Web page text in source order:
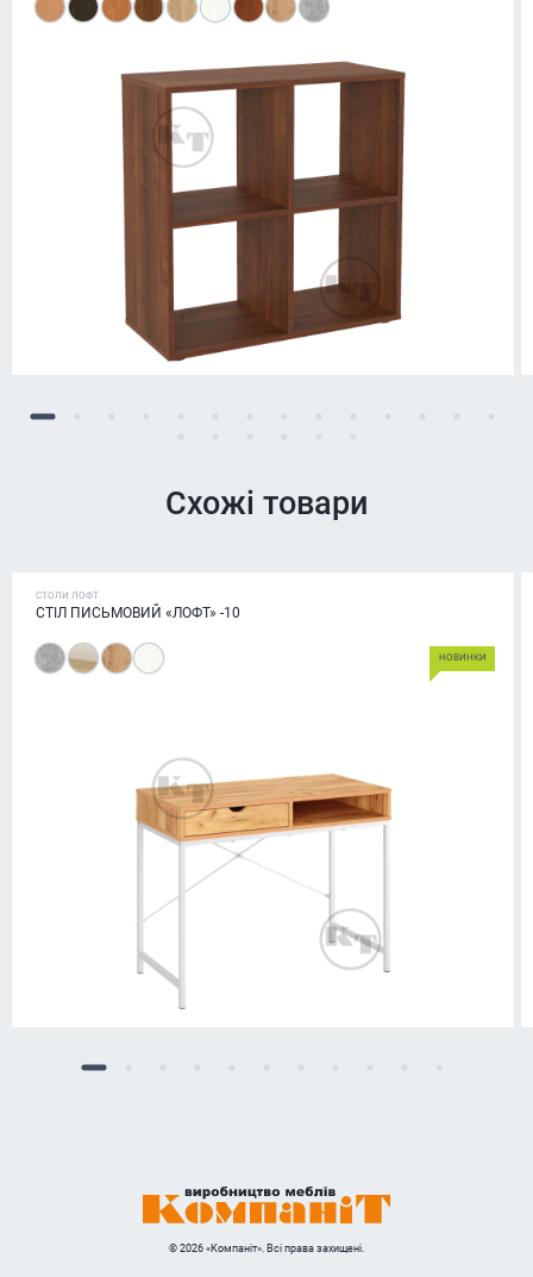
Схожі товари
СТОЛИ ЛОФТ
СТІЛ ПИСЬМОВИЙ «ЛОФТ» -10
НОВИНКИ
© 2026 «Компаніт». Всі права захищені.